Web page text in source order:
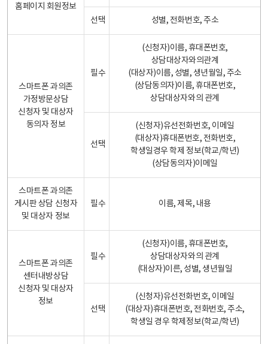
홈페이지 회원정보
선택 성별, 전화번호, 주소
스마트폰 과의존
가정방문상담
신청자 및 대상자
동의자 정보
필수
(신청자)이름, 휴대폰번호,
상담대상자와의관계
(대상자)이름, 성별, 생년월일, 주소
(상담동의자)이름, 휴대폰번호,
상담대상자와의 관계
선택
(신청자)유선전화번호, 이메일
(대상자)휴대폰번호, 전화번호,
학생일경우 학제 정보(학교/학년)
(상담동의자)이메일
스마트폰 과의존
게시판 상담 신청자
및 대상자 정보
필수 이름, 제목, 내용
스마트폰 과의존
센터내방상담
신청자 및 대상자
정보
필수
(신청자)이름, 휴대폰번호,
상담대상자와의 관계
(대상자)이른, 성별, 생년월일
선택
(신청자)유선전화번호, 이메일
(대상자)휴대폰번호, 전화번호, 주소,
학생일 경우 학제정보(학교/학년)